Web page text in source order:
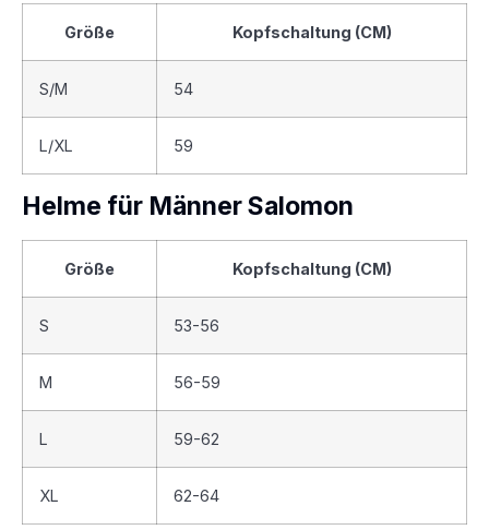
Größe Kopfschaltung (CM)
S/M 54
L/XL 59
Helme für Männer Salomon
Größe Kopfschaltung (CM)
S 53-56
M 56-59
L 59-62
XL 62-64